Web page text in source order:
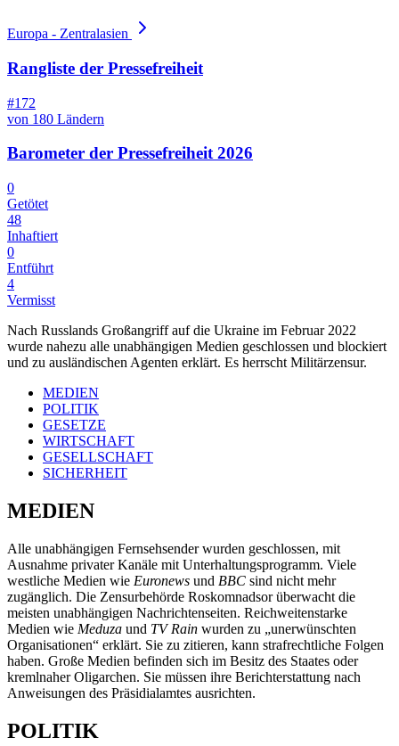
Europa - Zentralasien
Rangliste der Pressefreiheit
#172
von 180 Ländern
Barometer der Pressefreiheit 2026
0
Getötet
48
Inhaftiert
0
Entführt
4
Vermisst
Nach Russlands Großangriff auf die Ukraine im Februar 2022
wurde nahezu alle unabhängigen Medien geschlossen und blockiert
und zu ausländischen Agenten erklärt. Es herrscht Militärzensur.
MEDIEN
POLITIK
GESETZE
WIRTSCHAFT
GESELLSCHAFT
SICHERHEIT
MEDIEN
Alle unabhängigen Fernsehsender wurden geschlossen, mit
Ausnahme privater Kanäle mit Unterhaltungsprogramm. Viele
westliche Medien wie Euronews und BBC sind nicht mehr
zugänglich. Die Zensurbehörde Roskomnadsor überwacht die
meisten unabhängigen Nachrichtenseiten. Reichweitenstarke
Medien wie Meduza und TV Rain wurden zu „unerwünschten
Organisationen“ erklärt. Sie zu zitieren, kann strafrechtliche Folgen
haben. Große Medien befinden sich im Besitz des Staates oder
kremlnaher Oligarchen. Sie müssen ihre Berichterstattung nach
Anweisungen des Präsidialamtes ausrichten.
POLITIK